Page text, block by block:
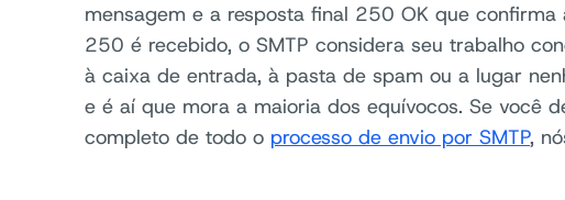
mensagem e a resposta final 250 OK que confirma
250 é recebido, o SMTP considera seu trabalho
à caixa de entrada, à pasta de spam ou a lugar
e é aí que mora a maioria dos equívocos. Se você
completo de todo o processo de envio por SMTP,